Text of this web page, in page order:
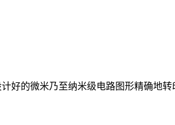
好的微米乃至纳米级电路图形精确地